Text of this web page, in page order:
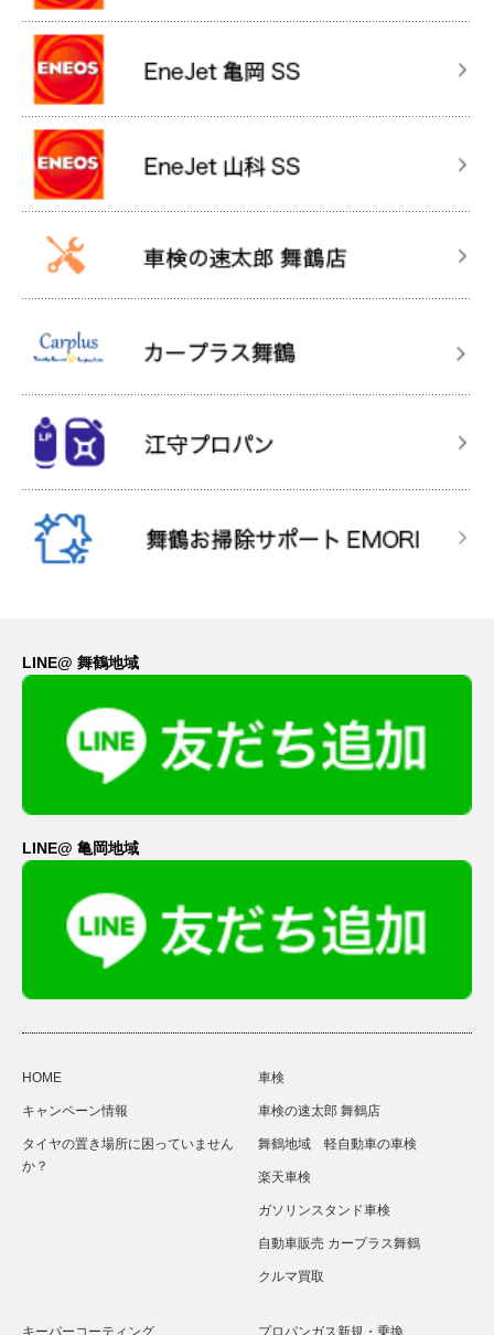
LINE@ 舞鶴地域
LINE@ 亀岡地域
HOME
キャンペーン情報
タイヤの置き場所に困っていません
か？
車検
車検の速太郎 舞鶴店
舞鶴地域 軽自動車の車検
楽天車検
ガソリンスタンド車検
自動車販売 カープラス舞鶴
クルマ買取